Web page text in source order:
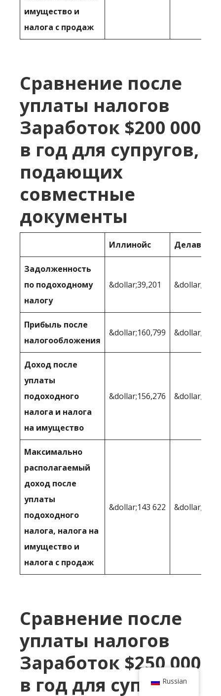
имущество и
налога с продаж
Сравнение после
уплаты налогов
Заработок $200 000
в год для супругов,
подающих
совместные
документы
Иллинойс Делавер
Задолженность
по подоходному
налогу
&dollar;39,201 &dollar;41
Прибыль после
налогообложения
&dollar;160,799 &dollar;158
Доход после
уплаты
подоходного
налога и налога
на имущество
&dollar;156,276
Максимально
располагаемый
доход после
уплаты
подоходного
налога, налога на
имущество и
налога с продаж
&dollar;143 622
Сравнение после
уплаты налогов
Заработок $250 000
в год для супругов,
Russian